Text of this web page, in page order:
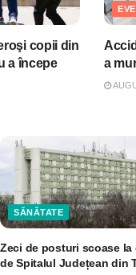
copii din
a începe
a
SĂNĂTATE
Zeci de posturi scoase la
de Spitalul Județean din